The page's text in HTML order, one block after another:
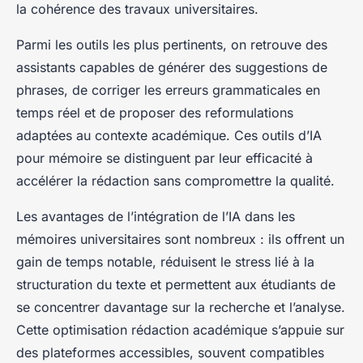
la cohérence des travaux universitaires.
Parmi les outils les plus pertinents, on retrouve des
assistants capables de générer des suggestions de
phrases, de corriger les erreurs grammaticales en
temps réel et de proposer des reformulations
adaptées au contexte académique. Ces outils d’IA
pour mémoire se distinguent par leur efficacité à
accélérer la rédaction sans compromettre la qualité.
Les avantages de l’intégration de l’IA dans les
mémoires universitaires sont nombreux : ils offrent un
gain de temps notable, réduisent le stress lié à la
structuration du texte et permettent aux étudiants de
se concentrer davantage sur la recherche et l’analyse.
Cette optimisation rédaction académique s’appuie sur
des plateformes accessibles, souvent compatibles